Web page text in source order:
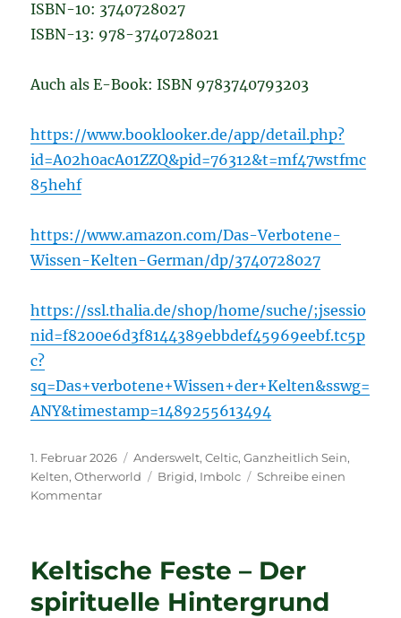
ISBN-10: 3740728027
ISBN-13: 978-3740728021
Auch als E-Book: ISBN 9783740793203
https://www.booklooker.de/app/detail.php?
id=A02h0acA01ZZQ&pid=76312&t=mf47wstfmc
85hehf
https://www.amazon.com/Das-Verbotene-
Wissen-Kelten-German/dp/3740728027
https://ssl.thalia.de/shop/home/suche/;jsessio
nid=f8200e6d3f8144389ebbdef45969eebf.tc5p
c?
sq=Das+verbotene+Wissen+der+Kelten&sswg=
ANY&timestamp=1489255613494
Veröffentlicht
am
1. Februar 2026 Kategorien
Anderswelt,Celtic,Ganzheitlich Sein,
Kelten,Otherworld Schlagwörter
Brigid, Imbolc
Schreibe einen
Kommentarzu
–
der
Keltische Feste – Der
spirituelle Hintergrund